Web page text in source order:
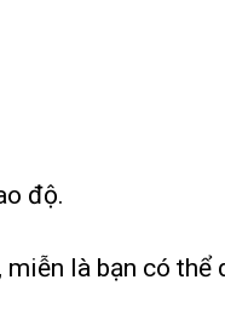
độ.
miễn là bạn có thể